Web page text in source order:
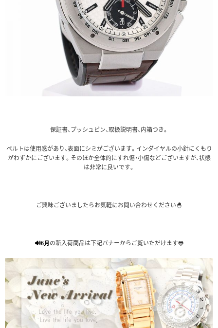
保証書、プッシュピン、取扱説明書、内箱つき。
ベルトは使用感があり、表面にシミがございます。インダイヤルの小針にくもり
がわずかにございます。そのほか全体的にすれ傷・小傷などございますが、状態
は非常に良いです。
ご興味ございましたらお気軽にお問い合わせください🐣
🔊6月 の新入荷商品は下記バナーからご覧いただけます🐸